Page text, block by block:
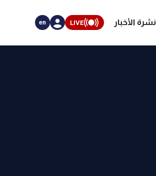
نشرة الأخبار LIVE
en